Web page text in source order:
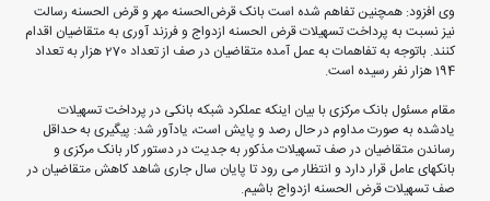
وی افزود: همچنین تفاهم شده است بانک قرض‌الحسنه مهر و قرض الحسنه رسالت
نیز نسبت به پرداخت تسهیلات قرض الحسنه ازدواج و فرزند آوری به متقاضیان اقدام
کنند. باتوجه به تفاهمات به عمل آمده متقاضیان در صف از تعداد 270 هزار به تعداد
194 هزار نفر رسیده است.
مقام مسئول بانک مرکزی با بیان اینکه عملکرد شبکه بانکی در پرداخت تسهیلات
یادشده به صورت مداوم در حال رصد و پایش است، یادآور شد: پیگیری به حداقل
رساندن متقاضیان در صف تسهیلات مذکور به جدیت در دستور کار بانک مرکزی و
بانکهای عامل قرار دارد و انتظار می رود تا پایان سال جاری شاهد کاهش متقاضیان در
صف تسهیلات قرض الحسنه ازدواج باشیم.